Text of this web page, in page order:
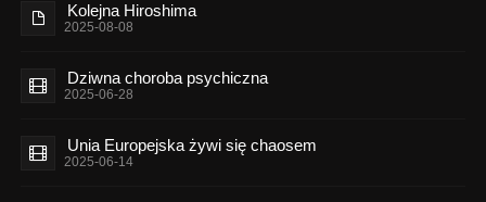
Kolejna Hiroshima
2025-08-08
Dziwna choroba psychiczna
2025-06-28
Unia Europejska żywi się chaosem
2025-06-14